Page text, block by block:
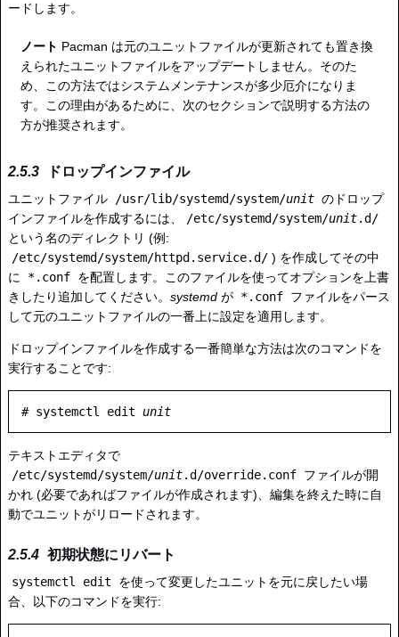
ードします。
ノート Pacman は元のユニットファイルが更新されても置き換
えられたユニットファイルをアップデートしません。そのた
め、この方法ではシステムメンテナンスが多少厄介になりま
す。この理由があるために、次のセクションで説明する方法の
方が推奨されます。
ドロップインファイル
ユニットファイル /usr/lib/systemd/system/unit のドロップ
インファイルを作成するには、
/etc/systemd/system/unit.d/
という名のディレクトリ (例:
/etc/systemd/system/httpd.service.d/ ) を作成してその中
に
*.conf を配置します。このファイルを使ってオプションを上書
きしたり追加してください。 systemd が *.conf ファイルをパース
して元のユニットファイルの一番上に設定を適用します。
ドロップインファイルを作成する一番簡単な方法は次のコマンドを
実行することです:
# systemctl edit unit
テキストエディタで
/etc/systemd/system/unit.d/override.conf ファイルが開
かれ (必要であればファイルが作成されます)、編集を終えた時に自
動でユニットがリロードされます。
初期状態にリバート
systemctl edit
を使って変更したユニットを元に戻したい場
合、以下のコマンドを実行: